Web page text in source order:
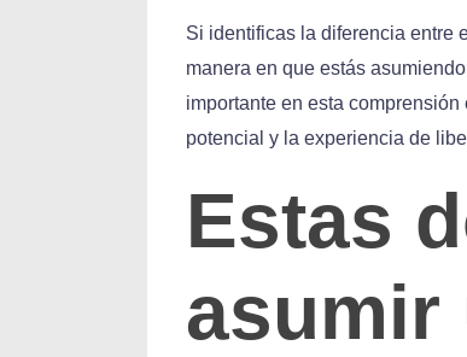
Si identificas la diferencia entre
manera en que estás
importante en esta
potencial y la experiencia de
Estas
asumir